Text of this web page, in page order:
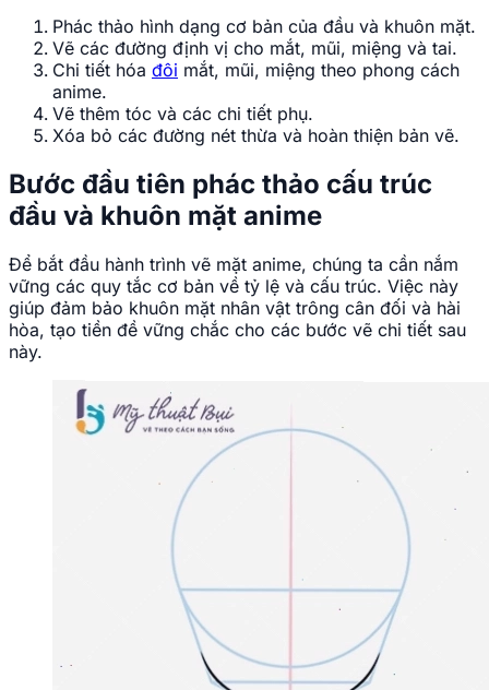
Phác thảo hình dạng cơ bản của đầu và khuôn mặt.
Vẽ các đường định vị cho mắt, mũi, miệng và tai.
Chi tiết hóa đôi mắt, mũi, miệng theo phong cách
anime.
Vẽ thêm tóc và các chi tiết phụ.
Xóa bỏ các đường nét thừa và hoàn thiện bản vẽ.
Bước đầu tiên phác thảo cấu trúc
đầu và khuôn mặt anime
Để bắt đầu hành trình vẽ mặt anime, chúng ta cần nắm
vững các quy tắc cơ bản về tỷ lệ và cấu trúc. Việc này
giúp đảm bảo khuôn mặt nhân vật trông cân đối và hài
hòa, tạo tiền đề vững chắc cho các bước vẽ chi tiết sau
này.